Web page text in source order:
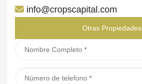
info@cropscapital.com
Otras Propiedades